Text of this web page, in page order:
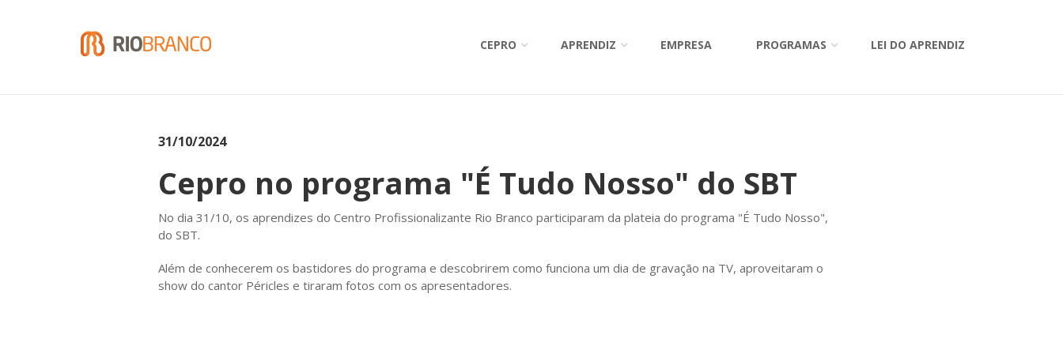
CEPRO APRENDIZ EMPRESA PROGRAMAS LEI DO APRENDIZ
31/10/2024
Cepro no programa "É Tudo Nosso" do SBT
No dia 31/10, os aprendizes do Centro Profissionalizante Rio Branco participaram da plateia do programa "É Tudo Nosso",
do SBT.
Além de conhecerem os bastidores do programa e descobrirem como funciona um dia de gravação na TV, aproveitaram o
show do cantor Péricles e tiraram fotos com os apresentadores.